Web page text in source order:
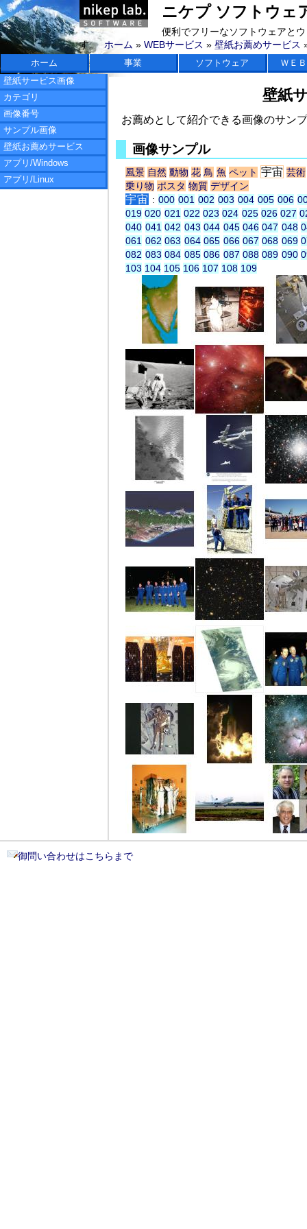
ニケプ ソフトウェ
便利でフリーなソフトウェアと
す。 ホーム »WEBサービス »壁紙お薦めサービス
ホーム 事業 ソフトウェア
ＷＥ
壁紙サービス画像
カテゴリ
画像番号
サンプル画像
壁紙お薦めサービス
アプリ/Windows
アプリ/Linux
壁紙
お薦めとして紹介できる画像のサン
画像サンプル
風景 自然 動物 花 鳥 魚 ペット 宇宙 芸術
乗り物 ポスタ 物質 デザイン
宇宙 :000 001 002 003 004 005 006
019 020 021 022 023 024 025 026 027
040 041 042 043 044 045 046 047 048
061 062 063 064 065 066 067 068 069
082 083 084 085 086 087 088 089 090
103 104 105 106 107 108 109
御問い合わせはこちらまで